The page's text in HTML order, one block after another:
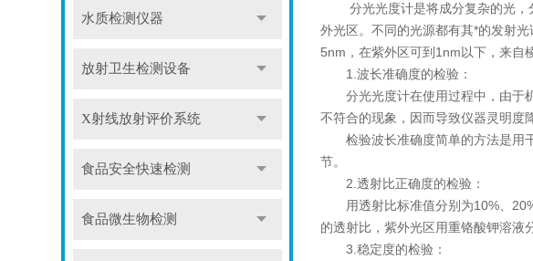
水质检测仪器
放射卫生检测设备
X射线放射评价系统
食品安全快速检测
食品微生物检测
分光光度计是将成分复杂的光，分
外光区。不同的光源都有其*的发射
5nm，在紫外区可到1nm以下，来自
1.波长准确度的检验：
分光光度计在使用过程中，由于机
不符合的现象，因而导致仪器灵明度
检验波长准确度简单的方法是用
节。
2.透射比正确度的检验：
用透射比标准值分别为10%、20%
的透射比，紫外光区用重铬酸钾溶液
3.稳定度的检验：